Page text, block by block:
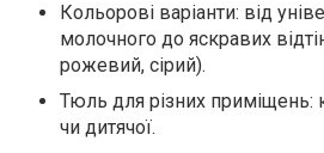
Кольорові варіанти: від
молочного до яскравих
рожевий, сірий).
Тюль для різних приміщень:
чи дитячої.